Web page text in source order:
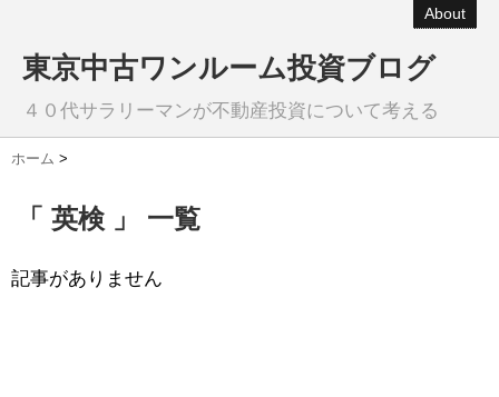
About
東京中古ワンルーム投資ブログ
４０代サラリーマンが不動産投資について考える
ホーム >
「 英検 」 一覧
記事がありません